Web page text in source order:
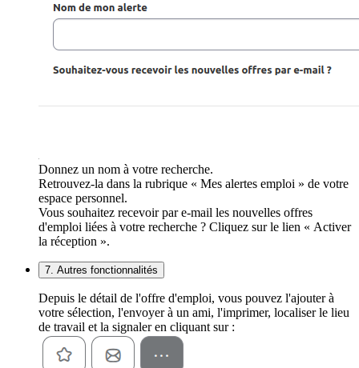
Donnez un nom à votre recherche.
Retrouvez-la dans la rubrique « Mes alertes emploi » de votre
espace personnel.
Vous souhaitez recevoir par e-mail les nouvelles offres
d'emploi liées à votre recherche ? Cliquez sur le lien « Activer
la réception ».
7. Autres fonctionnalités
Depuis le détail de l'offre d'emploi, vous pouvez l'ajouter à
votre sélection, l'envoyer à un ami, l'imprimer, localiser le lieu
de travail et la signaler en cliquant sur :